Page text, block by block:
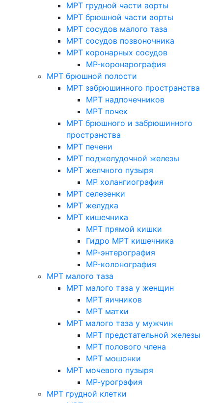
МРТ грудной части аорты
МРТ брюшной части аорты
МРТ сосудов малого таза
МРТ сосудов позвоночника
МРТ коронарных сосудов
МР-коронарография
МРТ брюшной полости
МРТ забрюшинного пространства
МРТ надпочечников
МРТ почек
МРТ брюшного и забрюшинного
пространства
МРТ печени
МРТ поджелудочной железы
МРТ желчного пузыря
МР холангиография
МРТ селезенки
МРТ желудка
МРТ кишечника
МРТ прямой кишки
Гидро МРТ кишечника
МР-энтерография
МР-колонография
МРТ малого таза
МРТ малого таза у женщин
МРТ яичников
МРТ матки
МРТ малого таза у мужчин
МРТ предстательной железы
МРТ полового члена
МРТ мошонки
МРТ мочевого пузыря
МР-урография
МРТ грудной клетки